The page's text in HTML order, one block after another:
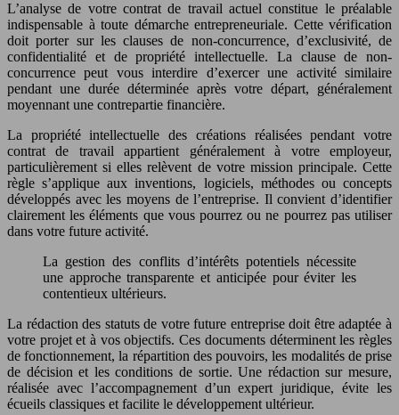
L’analyse de votre contrat de travail actuel constitue le préalable
indispensable à toute démarche entrepreneuriale. Cette vérification
doit porter sur les clauses de non-concurrence, d’exclusivité, de
confidentialité et de propriété intellectuelle. La clause de non-
concurrence peut vous interdire d’exercer une activité similaire
pendant une durée déterminée après votre départ, généralement
moyennant une contrepartie financière.
La propriété intellectuelle des créations réalisées pendant votre
contrat de travail appartient généralement à votre employeur,
particulièrement si elles relèvent de votre mission principale. Cette
règle s’applique aux inventions, logiciels, méthodes ou concepts
développés avec les moyens de l’entreprise. Il convient d’identifier
clairement les éléments que vous pourrez ou ne pourrez pas utiliser
dans votre future activité.
La gestion des conflits d’intérêts potentiels nécessite
une approche transparente et anticipée pour éviter les
contentieux ultérieurs.
La rédaction des statuts de votre future entreprise doit être adaptée à
votre projet et à vos objectifs. Ces documents déterminent les règles
de fonctionnement, la répartition des pouvoirs, les modalités de prise
de décision et les conditions de sortie. Une rédaction sur mesure,
réalisée avec l’accompagnement d’un expert juridique, évite les
écueils classiques et facilite le développement ultérieur.